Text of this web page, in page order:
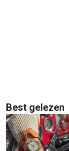
Best gelezen